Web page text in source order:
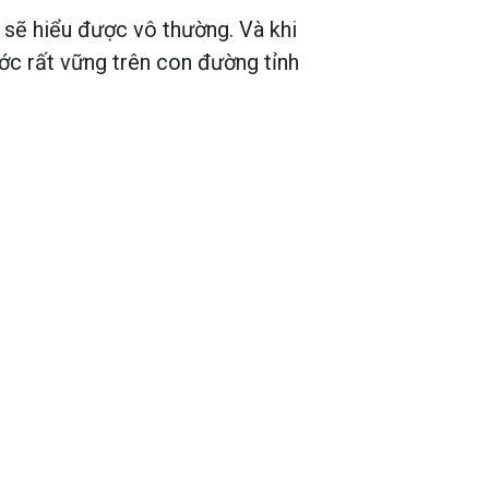
hiểu được vô thường. Và khi
rất vững trên con đường tỉnh